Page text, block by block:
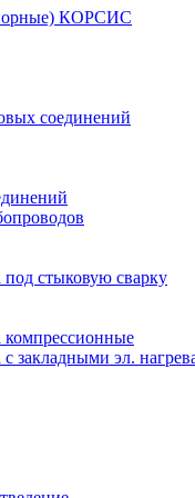
КОРСИС
соединений
стыковую сварку
эл.